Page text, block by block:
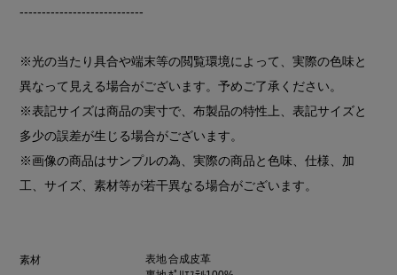
----------------------------
※光の当たり具合や端末等の閲覧環境によって、実際の色味と
異なって見える場合がございます。予めご了承ください。
※表記サイズは商品の実寸で、布製品の特性上、表記サイズと
多少の誤差が生じる場合がございます。
※画像の商品はサンプルの為、実際の商品と色味、仕様、加
工、サイズ、素材等が若干異なる場合がございます。
素材
表地 合成皮革